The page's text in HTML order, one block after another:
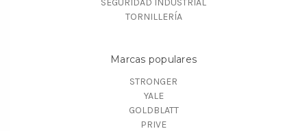
SEGURIDAD INDUSTRIAL
TORNILLERÍA
Marcas populares
STRONGER
YALE
GOLDBLATT
PRIVE